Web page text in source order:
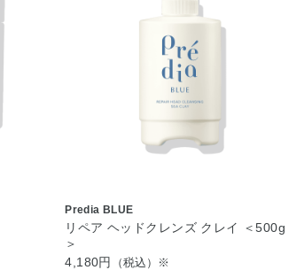
Predia BLUE
リペア ヘッドクレンズ クレイ ＜500g
＞
4,180円
（税込）※